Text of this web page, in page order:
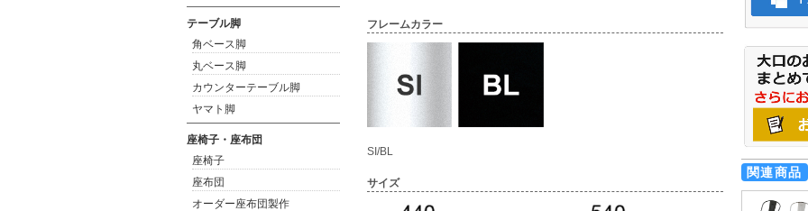
フレームカラー
SI/BL
サイズ
関連商品
テーブル脚
角ベース脚
丸ベース脚
カウンターテーブル脚
ヤマト脚
座椅子・座布団
座椅子
座布団
オーダー座布団製作